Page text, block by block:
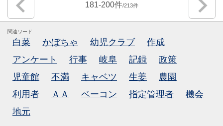
181-200 213
関連ワード
白菜 かぼちゃ 幼児クラブ
作成
アンケート
行事 岐阜 記録
政策
児童館
不満 キャベツ 生姜
農園
利用者
ＡＡ ベーコン 指定管理者
機会
地元